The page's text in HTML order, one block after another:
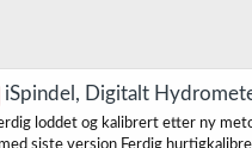
iSpindel, Digitalt
loddet og kalibrert etter ny
siste version Ferdig